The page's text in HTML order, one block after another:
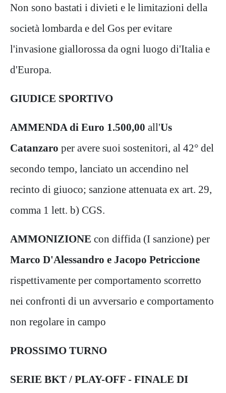
Non sono bastati i divieti e le limitazioni della
società lombarda e del Gos per evitare
l'invasione giallorossa da ogni luogo di'Italia e
d'Europa.
GIUDICE SPORTIVO
AMMENDA di Euro 1.500,00 all'Us
Catanzaro per avere suoi sostenitori, al 42° del
secondo tempo, lanciato un accendino nel
recinto di giuoco; sanzione attenuata ex art. 29,
comma 1 lett. b) CGS.
AMMONIZIONE con diffida (I sanzione) per
Marco D'Alessandro e Jacopo Petriccione
rispettivamente per comportamento scorretto
nei confronti di un avversario e comportamento
non regolare in campo
PROSSIMO TURNO
SERIE BKT / PLAY-OFF - FINALE DI